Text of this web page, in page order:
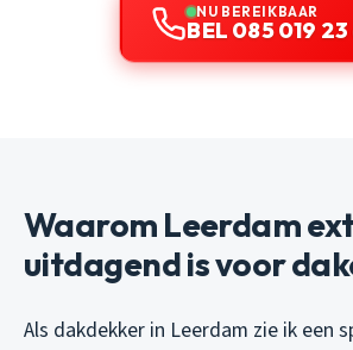
NU BEREIKBAAR
BEL 085 019
Waarom Leerdam
uitdagend is voor
Als dakdekker in Leerdam zie ik een